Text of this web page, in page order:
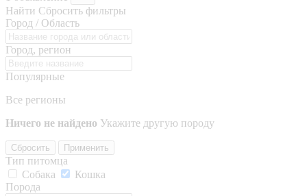
Найти Сбросить фильтры
Город / Область
Город, регион
Популярные
Все регионы
Ничего не найдено Укажите другую породу
Сбросить Применить
Тип питомца
Собака
Кошка
Порода